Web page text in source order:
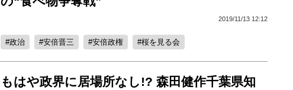
2019/11/13 12:12
政治 安倍晋三 安倍政権 桜を見る会
もはや政界に居場所なし!? 森田健作千葉県知